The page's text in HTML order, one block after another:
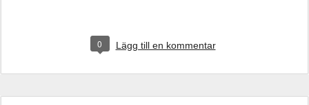
0 Lägg till en kommentar